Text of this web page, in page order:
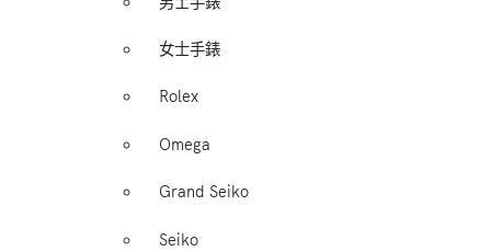
女士手錶
Rolex
Omega
Grand Seiko
Seiko